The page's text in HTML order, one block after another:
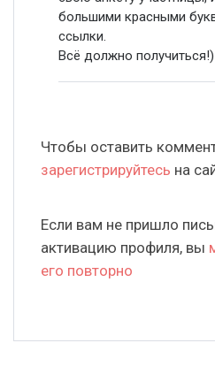
большими красными
ссылки.
Всё должно получиться!)
Чтобы оставить
зарегистрируйтесь на
Если вам не пришло
активацию профиля, вы
его повторно